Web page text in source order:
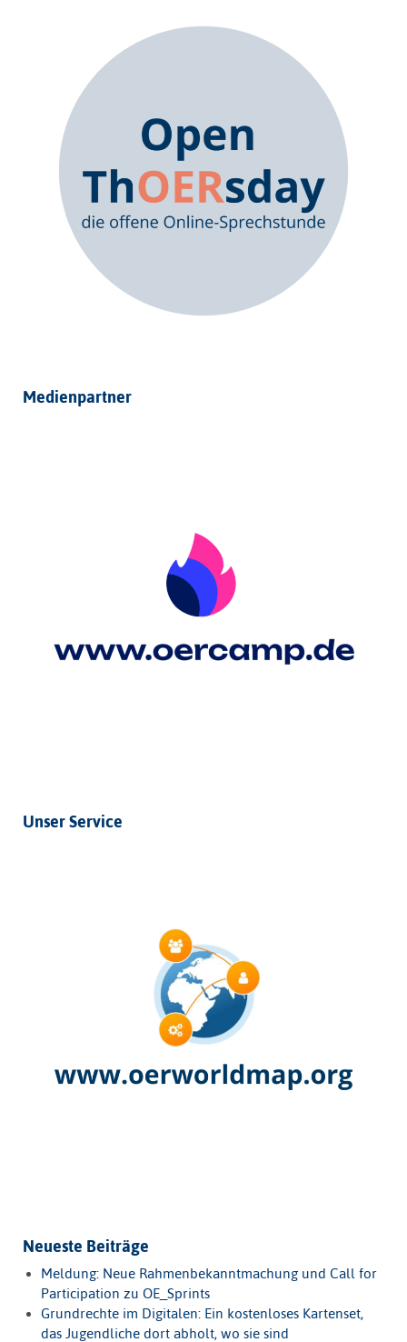
Medienpartner
Unser Service
Neueste Beiträge
Meldung: Neue Rahmenbekanntmachung und Call for
Participation zu OE_Sprints
Grundrechte im Digitalen: Ein kostenloses Kartenset,
das Jugendliche dort abholt, wo sie sind